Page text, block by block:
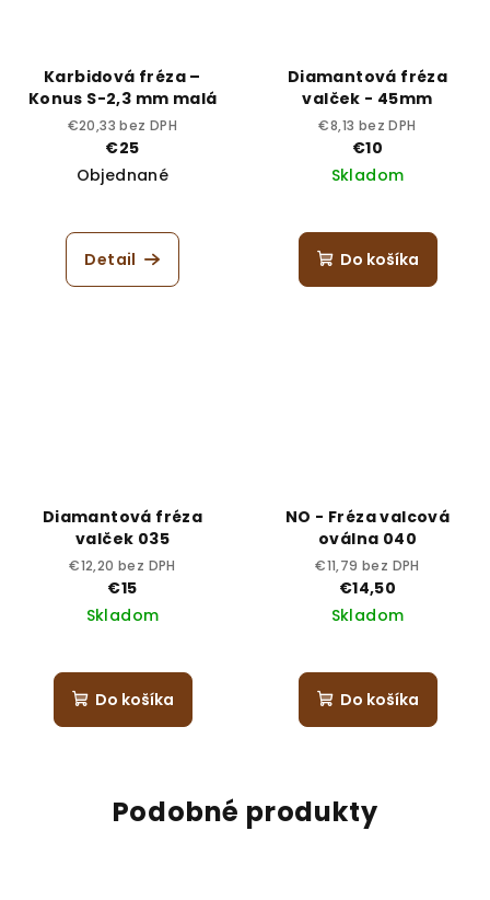
Karbidová fréza –
Konus S-2,3 mm malá
€20,33 bez DPH
€25
Objednané
Detail
Diamantová fréza
valček - 45mm
€8,13 bez DPH
€10
Skladom
Do košíka
Diamantová fréza
valček 035
€12,20 bez DPH
€15
Skladom
Do košíka
NO - Fréza valcová
oválna 040
€11,79 bez DPH
€14,50
Skladom
Do košíka
Podobné produkty